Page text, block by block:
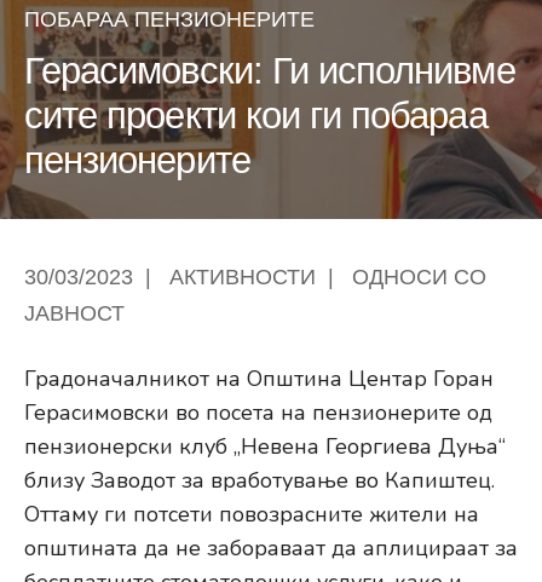
ПОБАРАА ПЕНЗИОНЕРИТЕ
Герасимовски: Ги исполнивме
сите проекти кои ги побараа
пензионерите
30/03/2023 АКТИВНОСТИ
ОДНОСИ СО
ЈАВНОСТ
Градоначалникот на Општина Центар Горан
Герасимовски во посета на пензионерите од
пензионерски клуб „Невена Георгиева Дуња“
близу Заводот за вработување во Капиштец.
Оттаму ги потсети повозрасните жители на
општината да не забораваат да аплицираат за